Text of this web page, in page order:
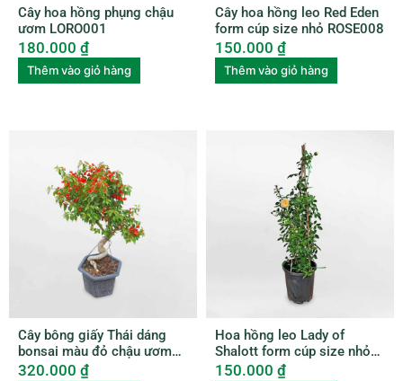
Cây hoa hồng phụng chậu
ươm LORO001
180.000 ₫
Thêm vào giỏ hàng
Cây hoa hồng leo Red Eden
form cúp size nhỏ ROSE008
150.000 ₫
Thêm vào giỏ hàng
Cây bông giấy Thái dáng
bonsai màu đỏ chậu ươm
BGTL003
320.000 ₫
Hoa hồng leo Lady of
Shalott form cúp size nhỏ
ROSE009
150.000 ₫